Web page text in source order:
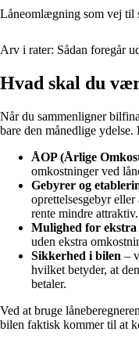
Låneomlægning som vej til
Arv i rater: Sådan foregår
Hvad skal du
Når du sammenligner
bare den månedlige
ÅOP (Årlige
omkostninger ved
Gebyrer og
oprettelsesgebyr
rente mindre attraktiv.
Mulighed for
uden ekstra
Sikkerhed i bilen –
hvilket betyder, at
betaler.
Ved at bruge
bilen faktisk kommer til at